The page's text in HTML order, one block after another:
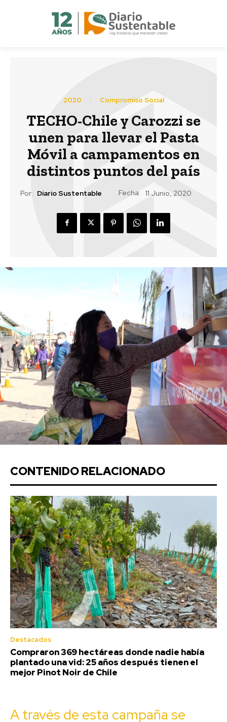
2020 Compromiso Social
TECHO-Chile y Carozzi se
unen para llevar el Pasta
Móvil a campamentos en
distintos puntos del país
Por: Diario Sustentable Fecha: 11 Junio, 2020
CONTENIDO RELACIONADO
Destacados
Compraron 369 hectáreas donde nadie había
plantado una vid: 25 años después tienen el
mejor Pinot Noir de Chile
A través de esta campaña se